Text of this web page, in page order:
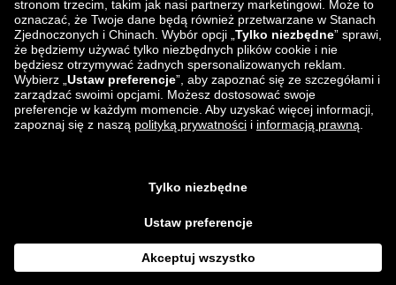
zalando-lounge.lv zalando-lounge.no
Znajdziesz nas
na
sugerowaną ceną detaliczną .